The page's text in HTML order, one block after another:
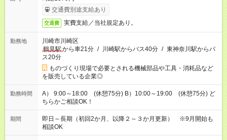
交通費別途支給あり
交通費 実費支給／当社規定あり。
勤務地
川崎市川崎区
鶴見駅から車21分 / 川崎駅からバス40分 / 東神奈川駅からバ
ス20分
ものづくり現場で必要とされる機械部品や工具・消耗品など
を販売している企業◎
勤務時間
A） 9:00～18:00 (休憩75分) B）10:00～19:00 (休憩75分) ど
ちらかご相談OK！
期間
即日～長期（初回2か月、以降２～３か月更新） ※9月開始も
相談OK